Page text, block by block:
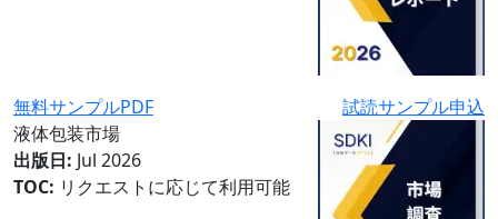
無料サンプルPDF
試読サンプル申込
液体包装市場
出版日: Jul 2026
TOC: リクエストに応じて利用可能